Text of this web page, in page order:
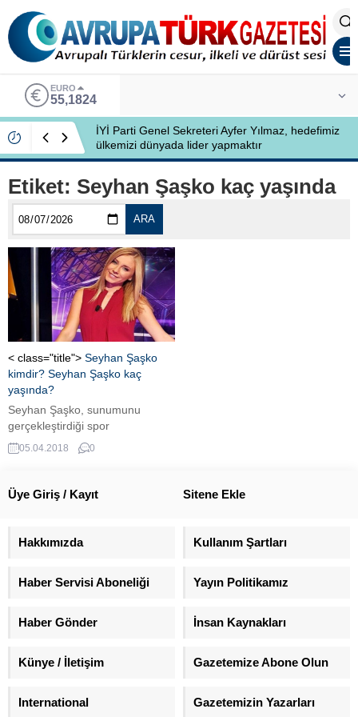
EURO
55,1824
İYİ Parti Genel Sekreteri Ayfer Yılmaz, hedefimiz
ülkemizi dünyada lider yapmaktır
Etiket: Seyhan Şaşko kaç yaşında
ARA
< class="title"> Seyhan Şaşko
kimdir? Seyhan Şaşko kaç
yaşında?
Seyhan Şaşko, sunumunu
gerçekleştirdiği spor
programlarıyla birlikte
futbolseverlerin de merak ettiği
kariyerindeki başarısının yanı
sıra özel hayatıyla da gündemde
dünyasının ilgisini çekti. Güzel ve
oldu. Peki, Seyhan Şaşko kimdir
05.04.2018 0
Üye Giriş / Kayıt Sitene Ekle
Hakkımızda Kullanım Şartları
Haber Servisi Aboneliği Yayın Politikamız
Haber Gönder İnsan Kaynakları
Künye / İletişim Gazetemize Abone Olun
International Gazetemizin Yazarları